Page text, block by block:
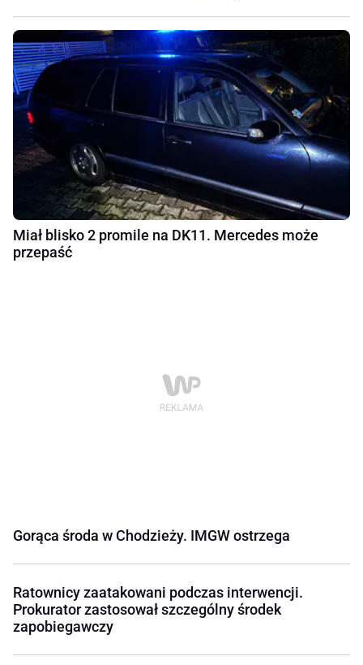
Miał blisko 2 promile na DK11. Mercedes może
przepaść
Gorąca środa w Chodzieży. IMGW ostrzega
Ratownicy zaatakowani podczas interwencji.
Prokurator zastosował szczególny środek
zapobiegawczy